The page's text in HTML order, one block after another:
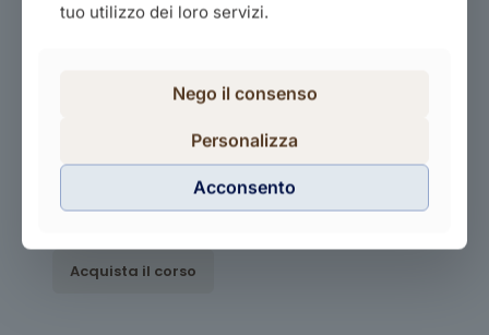
Antincendio – rischio elevato
Acquista il corso
tuo utilizzo dei loro servizi.
Nego il consenso
Personalizza
Acconsento